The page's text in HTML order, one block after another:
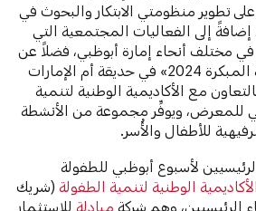
تطوير منظومتي الابتكار والبحوث في
إلى الفعاليات المجتمعية التي
في مختلف أنحاء إمارة أبوظبي، فضلاً عن
«معرض تنمية الطفولة المبكرة 2024» في حديقة أم الإمارات
مع الأكاديمية الوطنية لتنمية
للمعرض، ويوفِّر مجموعة من الأنشطة
للأطفال والأُسر.
لأسبوع أبوظبي للطفولة
الأكاديمية الوطنية لتنمية الطفولة(شريك
الرئيسيين، وهم شركةمبادلةللاستثمار